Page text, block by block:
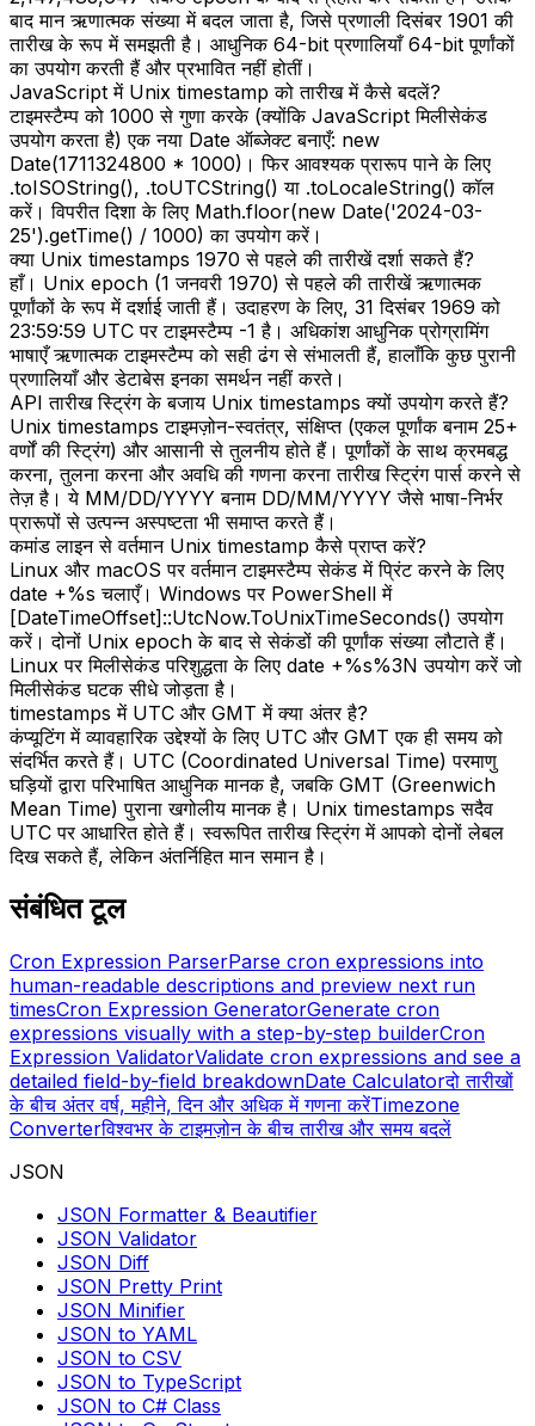
बाद मान ऋणात्मक संख्या में बदल जाता है, जिसे प्रणाली दिसंबर 1901 की
तारीख के रूप में समझती है। आधुनिक 64-bit प्रणालियाँ 64-bit पूर्णांकों
का उपयोग करती हैं और प्रभावित नहीं होतीं।
JavaScript में Unix timestamp को तारीख में कैसे बदलें?
टाइमस्टैम्प को 1000 से गुणा करके (क्योंकि JavaScript मिलीसेकंड
उपयोग करता है) एक नया Date ऑब्जेक्ट बनाएँ: new
Date(1711324800 * 1000)। फिर आवश्यक प्रारूप पाने के लिए
.toISOString(), .toUTCString() या .toLocaleString() कॉल
करें। विपरीत दिशा के लिए Math.floor(new Date('2024-03-
25').getTime() / 1000) का उपयोग करें।
क्या Unix timestamps 1970 से पहले की तारीखें दर्शा सकते हैं?
हाँ। Unix epoch (1 जनवरी 1970) से पहले की तारीखें ऋणात्मक
पूर्णांकों के रूप में दर्शाई जाती हैं। उदाहरण के लिए, 31 दिसंबर 1969 को
23:59:59 UTC पर टाइमस्टैम्प -1 है। अधिकांश आधुनिक प्रोग्रामिंग
भाषाएँ ऋणात्मक टाइमस्टैम्प को सही ढंग से संभालती हैं, हालाँकि कुछ पुरानी
प्रणालियाँ और डेटाबेस इनका समर्थन नहीं करते।
API तारीख स्ट्रिंग के बजाय Unix timestamps क्यों उपयोग करते हैं?
Unix timestamps टाइमज़ोन-स्वतंत्र, संक्षिप्त (एकल पूर्णांक बनाम 25+
वर्णों की स्ट्रिंग) और आसानी से तुलनीय होते हैं। पूर्णांकों के साथ क्रमबद्ध
करना, तुलना करना और अवधि की गणना करना तारीख स्ट्रिंग पार्स करने से
तेज़ है। ये MM/DD/YYYY बनाम DD/MM/YYYY जैसे भाषा-निर्भर
प्रारूपों से उत्पन्न अस्पष्टता भी समाप्त करते हैं।
कमांड लाइन से वर्तमान Unix timestamp कैसे प्राप्त करें?
Linux और macOS पर वर्तमान टाइमस्टैम्प सेकंड में प्रिंट करने के लिए
date +%s चलाएँ। Windows पर PowerShell में
[DateTimeOffset]::UtcNow.ToUnixTimeSeconds() उपयोग
करें। दोनों Unix epoch के बाद से सेकंडों की पूर्णांक संख्या लौटाते हैं।
Linux पर मिलीसेकंड परिशुद्धता के लिए date +%s%3N उपयोग करें जो
मिलीसेकंड घटक सीधे जोड़ता है।
timestamps में UTC और GMT में क्या अंतर है?
कंप्यूटिंग में व्यावहारिक उद्देश्यों के लिए UTC और GMT एक ही समय को
संदर्भित करते हैं। UTC (Coordinated Universal Time) परमाणु
घड़ियों द्वारा परिभाषित आधुनिक मानक है, जबकि GMT (Greenwich
Mean Time) पुराना खगोलीय मानक है। Unix timestamps सदैव
UTC पर आधारित होते हैं। स्वरूपित तारीख स्ट्रिंग में आपको दोनों लेबल
दिख सकते हैं, लेकिन अंतर्निहित मान समान है।
संबंधित टूल
Cron Expression ParserParse cron expressions into
human-readable descriptions and preview next run
timesCron Expression GeneratorGenerate cron
expressions visually with a step-by-step builderCron
Expression ValidatorValidate cron expressions and see a
detailed field-by-field breakdownDate Calculatorदो तारीखों
के बीच अंतर वर्ष, महीने, दिन और अधिक में गणना करेंTimezone
Converterविश्वभर के टाइमज़ोन के बीच तारीख और समय बदलें
JSON
JSON Formatter & Beautifier
JSON Validator
JSON Diff
JSON Pretty Print
JSON Minifier
JSON to YAML
JSON to CSV
JSON to TypeScript
JSON to C# Class